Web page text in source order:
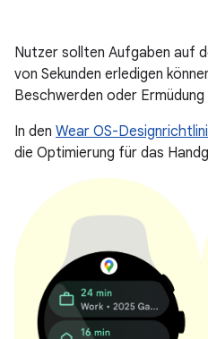
Nutzer sollten Aufgaben auf
von Sekunden erledigen
Beschwerden oder
In den Wear OS-
die Optimierung für das